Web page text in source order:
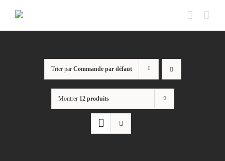
Trier par Commande par défaut
Montrer 12 produits